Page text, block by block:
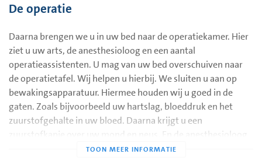
Draag op de dag van de operatie geen nagellak en make-up.
Wat neemt u mee naar het ziekenhuis?
Kleding: makkelijk zittende kleding, nachtkleding,
ondergoed, slippers of pantoffels.
Een goed passende beha zonder beugel.
De operatie
Daarna brengen we u in uw bed naar de operatiekamer. Hier
ziet u uw arts, de anesthesioloog en een aantal
operatieassistenten. U mag van uw bed overschuiven naar
de operatietafel. Wij helpen u hierbij. We sluiten u aan op
bewakingsapparatuur. Hiermee houden wij u goed in de
gaten. Zoals bijvoorbeeld uw hartslag, bloeddruk en het
zuurstofgehalte in uw bloed. Daarna krijgt u een
zuurstofkapje over uw mond en neus. En de anesthesioloog
spuit de medicijnen in via het infuus. U valt daarna heel snel